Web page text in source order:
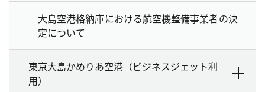
大島空港格納庫における航空機整備事業者の決
定について
東京大島かめりあ空港（ビジネスジェット利
用）